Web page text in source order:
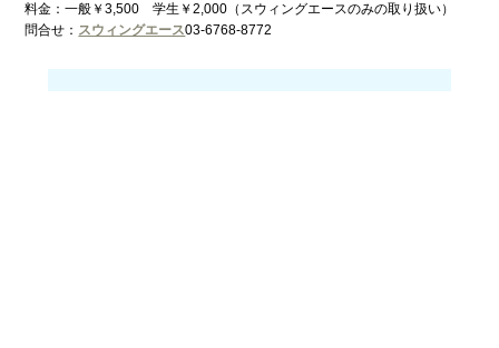
料金：一般￥3,500 学生￥2,000（スウィングエースのみの取り扱い）
問合せ： スウィングエース03-6768-8772